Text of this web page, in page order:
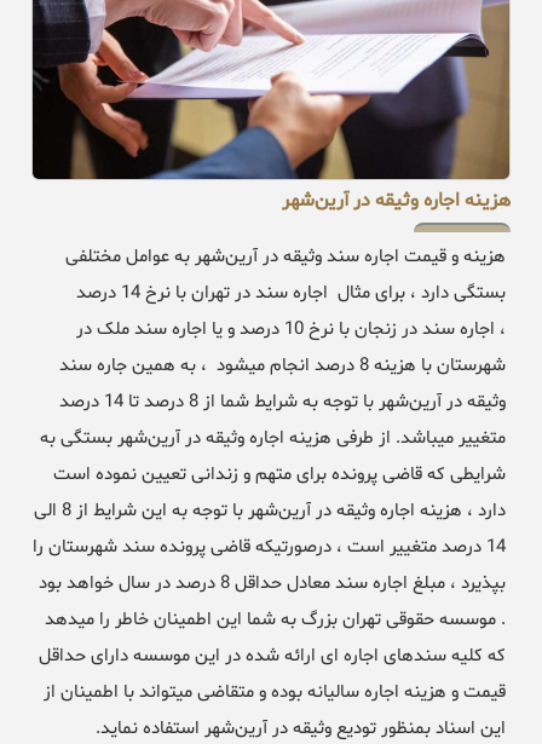
هزینه اجاره وثیقه در آرین‌شهر
هزینه و قیمت اجاره سند وثیقه در آرین‌شهر به عوامل مختلفی
بستگی دارد ، برای مثال اجاره سند در تهران با نرخ 14 درصد
، اجاره سند در زنجان با نرخ 10 درصد و یا اجاره سند ملک در
شهرستان با هزینه 8 درصد انجام میشود ، به همین جاره سند
وثیقه در آرین‌شهر با توجه به شرایط شما از 8 درصد تا 14 درصد
متغییر میباشد. از طرفی هزینه اجاره وثیقه در آرین‌شهر بستگی به
شرایطی که قاضی پرونده برای متهم و زندانی تعیین نموده است
دارد ، هزینه اجاره وثیقه در آرین‌شهر با توجه به این شرایط از 8 الی
14 درصد متغییر است ، درصورتیکه قاضی پرونده سند شهرستان را
بپذیرد ، مبلغ اجاره سند معادل حداقل 8 درصد در سال خواهد بود
. موسسه حقوقی تهران بزرگ به شما این اطمینان خاطر را میدهد
که کلیه سندهای اجاره ای ارائه شده در این موسسه دارای حداقل
قیمت و هزینه اجاره سالیانه بوده و متقاضی میتواند با اطمینان از
این اسناد بمنظور تودیع وثیقه در آرین‌شهر استفاده نماید.